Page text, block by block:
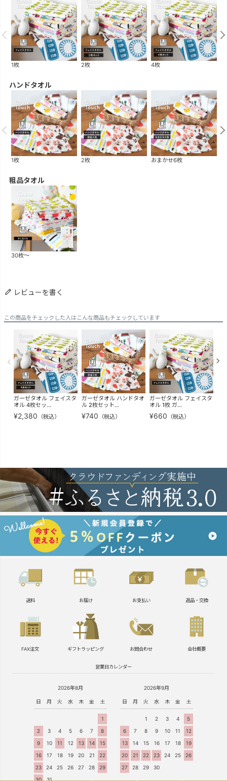
1枚 2枚 4枚
ハンドタオル
1枚 2枚 おまかせ6枚
粗品タオル
30枚～
レビューを書く
この商品をチェックした人はこんな商品もチェックしています
ガーゼタオル フェイスタ
オル 4枚セッ...
¥2,380 （税込）
ガーゼタオル ハンドタオ
ル 2枚セット...
¥740 （税込）
ガーゼタオル フェイスタ
オル 1枚 ガ...
¥660 （税込）
送料 お届け お支払い 返品・交換
FAX注文 ギフトラッピング お問合わせ 会社概要
営業日カレンダー
2026年8月
日 月 火 水 木 金 土
1
2
3 4 5 6 7
8
9
10 11 12 13 14
15
16
17 18 19 20 21
22
23
24 25 26 27 28
29
30
31
2026年9月
日 月 火 水 木 金 土
1 2 3 4
5
6
7 8 9 10 11
12
13
14 15 16 17 18
19
20
21 22 23 24 25
26
27
28 29 30